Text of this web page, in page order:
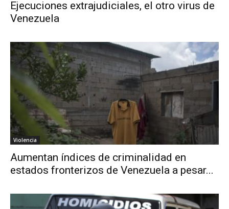
Ejecuciones extrajudiciales, el otro virus de
Venezuela
Violencia
Aumentan índices de criminalidad en
estados fronterizos de Venezuela a pesar...